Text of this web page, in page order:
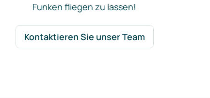
Funken fliegen zu lassen!
Kontaktieren Sie unser Team